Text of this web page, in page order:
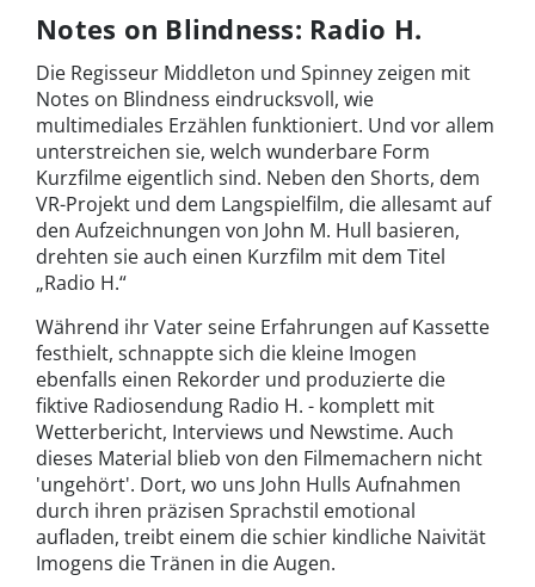
Notes on Blindness: Radio H.
Die Regisseur Middleton und Spinney zeigen mit
Notes on Blindness eindrucksvoll, wie
multimediales Erzählen funktioniert. Und vor allem
unterstreichen sie, welch wunderbare Form
Kurzfilme eigentlich sind. Neben den Shorts, dem
VR-Projekt und dem Langspielfilm, die allesamt auf
den Aufzeichnungen von John M. Hull basieren,
drehten sie auch einen Kurzfilm mit dem Titel
„Radio H.“
Während ihr Vater seine Erfahrungen auf Kassette
festhielt, schnappte sich die kleine Imogen
ebenfalls einen Rekorder und produzierte die
fiktive Radiosendung Radio H. - komplett mit
Wetterbericht, Interviews und Newstime. Auch
dieses Material blieb von den Filmemachern nicht
'ungehört'. Dort, wo uns John Hulls Aufnahmen
durch ihren präzisen Sprachstil emotional
aufladen, treibt einem die schier kindliche Naivität
Imogens die Tränen in die Augen.